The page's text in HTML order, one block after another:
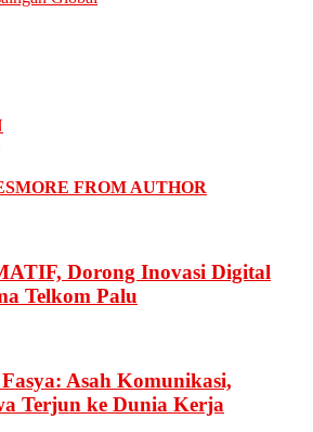
MORE FROM AUTHOR
Dorong Inovasi Digital
Telkom Palu
Asah Komunikasi,
Terjun ke Dunia Kerja